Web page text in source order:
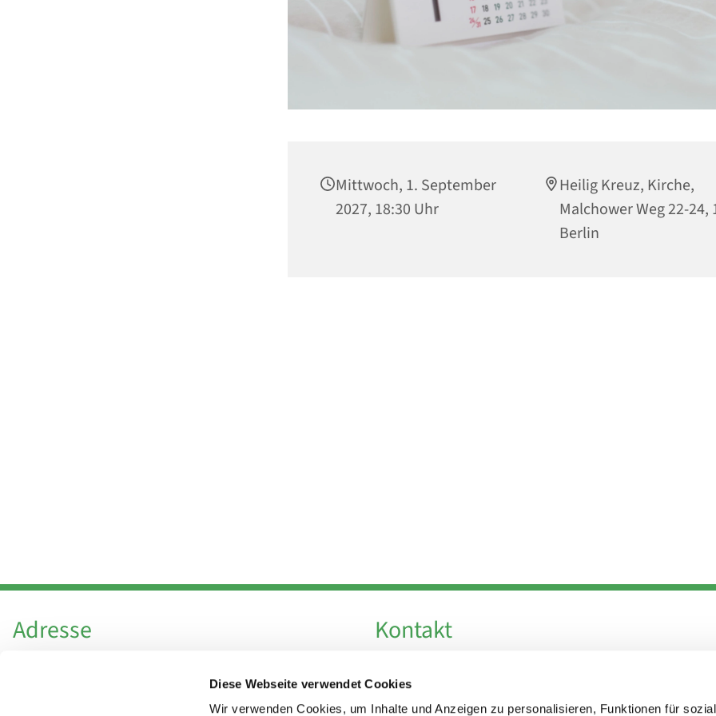
Diese Webseite verwendet Cookies
Wir verwenden Cookies, um Inhalte und Anzeigen zu personalisieren, Funktionen für
Mittwoch, 1. September
2027, 18:30 Uhr
Heilig Kreuz, Kirche,
Malchower Weg 22-24,
Berlin
Adresse
Hl. Theresa von Avila Berlin Nordost
Leitender Pfarrer - Norbert Pomplun
Kontakt
Fax +49 30 924 54 18
E-Mailinfo@theresa-von-avila-berlin.de